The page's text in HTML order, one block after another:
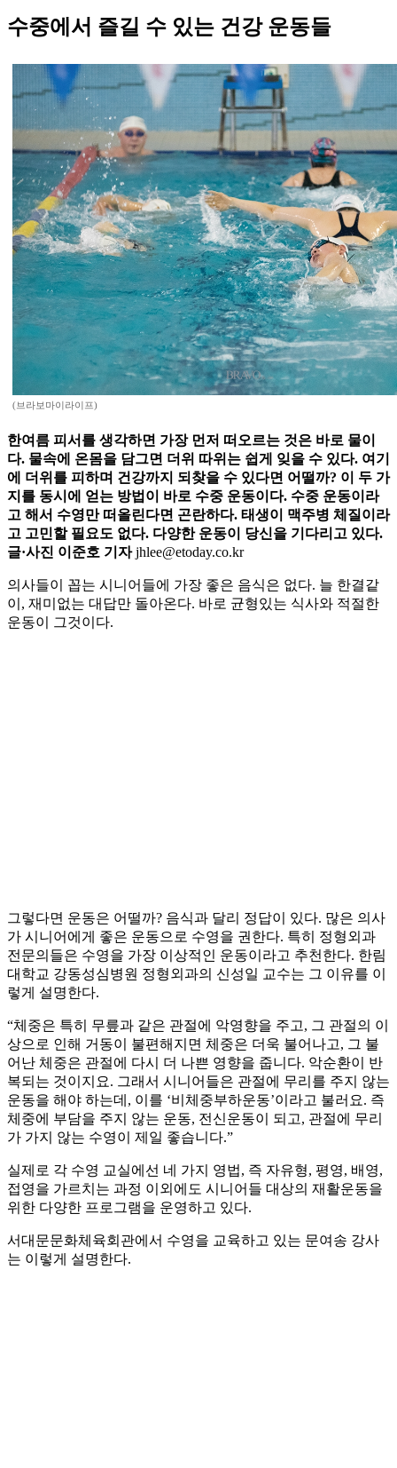
수중에서 즐길 수 있는 건강 운동들
(브라보마이라이프)
한여름 피서를 생각하면 가장 먼저 떠오르는 것은 바로 물이
다. 물속에 온몸을 담그면 더위 따위는 쉽게 잊을 수 있다. 여기
에 더위를 피하며 건강까지 되찾을 수 있다면 어떨까? 이 두 가
지를 동시에 얻는 방법이 바로 수중 운동이다. 수중 운동이라
고 해서 수영만 떠올린다면 곤란하다. 태생이 맥주병 체질이라
고 고민할 필요도 없다. 다양한 운동이 당신을 기다리고 있다.
글·사진 이준호 기자jhlee@etoday.co.kr
의사들이 꼽는 시니어들에 가장 좋은 음식은 없다. 늘 한결같
이, 재미없는 대답만 돌아온다. 바로 균형있는 식사와 적절한
운동이 그것이다.
그렇다면 운동은 어떨까? 음식과 달리 정답이 있다. 많은 의사
가 시니어에게 좋은 운동으로 수영을 권한다. 특히 정형외과
전문의들은 수영을 가장 이상적인 운동이라고 추천한다. 한림
대학교 강동성심병원 정형외과의 신성일 교수는 그 이유를 이
렇게 설명한다.
“체중은 특히 무릎과 같은 관절에 악영향을 주고, 그 관절의 이
상으로 인해 거동이 불편해지면 체중은 더욱 불어나고, 그 불
어난 체중은 관절에 다시 더 나쁜 영향을 줍니다. 악순환이 반
복되는 것이지요. 그래서 시니어들은 관절에 무리를 주지 않는
운동을 해야 하는데, 이를 ‘비체중부하운동’이라고 불러요. 즉
체중에 부담을 주지 않는 운동, 전신운동이 되고, 관절에 무리
가 가지 않는 수영이 제일 좋습니다.”
실제로 각 수영 교실에선 네 가지 영법, 즉 자유형, 평영, 배영,
접영을 가르치는 과정 이외에도 시니어들 대상의 재활운동을
위한 다양한 프로그램을 운영하고 있다.
서대문문화체육회관에서 수영을 교육하고 있는 문여송 강사
는 이렇게 설명한다.